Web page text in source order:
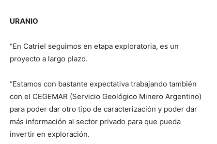
URANIO
“En Catriel seguimos en etapa exploratoria, es un
proyecto a largo plazo.
“Estamos con bastante expectativa trabajando también
con el CEGEMAR (Servicio Geológico Minero Argentino)
para poder dar otro tipo de caracterización y poder dar
más información al sector privado para que pueda
invertir en exploración.